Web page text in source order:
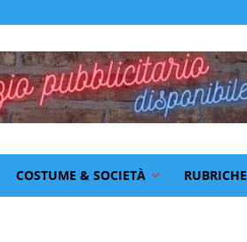
COSTUME & SOCIETÀ RUBRICHE